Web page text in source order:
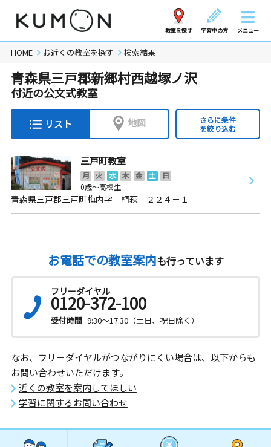
教室を探す 学習中の方 メニュー
HOME お近くの教室を探す 検索結果
青森県三戸郡新郷村西越塚ノ沢
付近の公文式教室
リスト 地図
さらに条件
を絞り込む
三戸町教室
月 火 水 木 金 土
日
0歳～高校生
青森県三戸郡三戸町梅内字 桐萩 ２２４－１
お電話での教室案内も行っています
フリーダイヤル
0120-372-100
受付時間 9:30～17:30（土日、祝日除く）
なお、フリーダイヤルがつながりにくい場合は、以下からも
お問い合わせいただけます。
近くの教室を案内してほしい
学習に関するお問い合わせ